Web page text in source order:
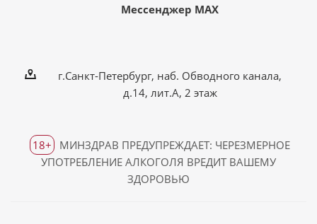
Мессенджер MAX
г.Санкт-Петербург, наб. Обводного канала,
д.14, лит.А, 2 этаж
18+
МИНЗДРАВ ПРЕДУПРЕЖДАЕТ: ЧЕРЕЗМЕРНОЕ
УПОТРЕБЛЕНИЕ АЛКОГОЛЯ ВРЕДИТ ВАШЕМУ
ЗДОРОВЬЮ